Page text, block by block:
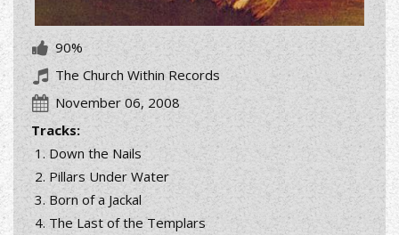
90%
The Church Within Records
November 06, 2008
Tracks:
Down the Nails
Pillars Under Water
Born of a Jackal
The Last of the Templars